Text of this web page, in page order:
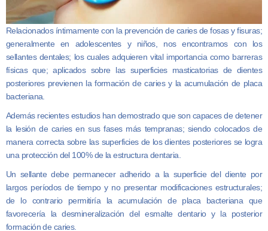
Relacionados íntimamente con la prevención de caries de fosas y fisuras;
generalmente en adolescentes y niños, nos encontramos con los
sellantes dentales; los cuales adquieren vital importancia como barreras
físicas que; aplicados sobre las superficies masticatorias de dientes
posteriores previenen la formación de caries y la acumulación de placa
bacteriana.
Además recientes estudios han demostrado que son capaces de detener
la lesión de caries en sus fases más tempranas; siendo colocados de
manera correcta sobre las superficies de los dientes posteriores se logra
una protección del 100% de la estructura dentaria.
Un sellante debe permanecer adherido a la superficie del diente por
largos períodos de tiempo y no presentar modificaciones estructurales;
de lo contrario permitiría la acumulación de placa bacteriana que
favorecería la desmineralización del esmalte dentario y la posterior
formación de caries.